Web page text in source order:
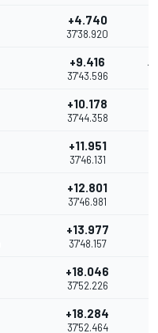
+4.740
37'38.920
+9.416
37'43.596
10
+10.178
37'44.358
+11.951
37'46.131
+12.801
37'46.981
+13.977
37'48.157
+18.046
37'52.226
+18.284
37'52.464